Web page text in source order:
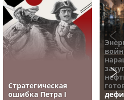
Стратегическая
ошибка Петра I